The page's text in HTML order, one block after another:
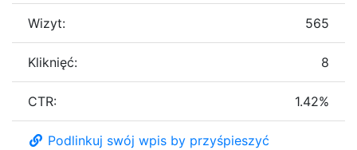
Wizyt: 565
Kliknięć: 8
CTR: 1.42%
Podlinkuj swój wpis by przyśpieszyć